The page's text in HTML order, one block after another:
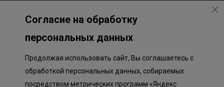
Политика обработки персональных данных
Информация о плановом направлении средств
на строительство соц.объектов в Окле
Приложение к программе лояльности
Согласие на обработку
персональных данных
Продолжая использовать сайт, Вы соглашаетесь с
обработкой персональных данных, собираемых
посредством метрических программ «Яндекс